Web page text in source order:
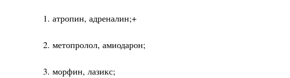
1. атропин, адреналин;+
2. метопролол, амиодарон;
3. морфин, лазикс;